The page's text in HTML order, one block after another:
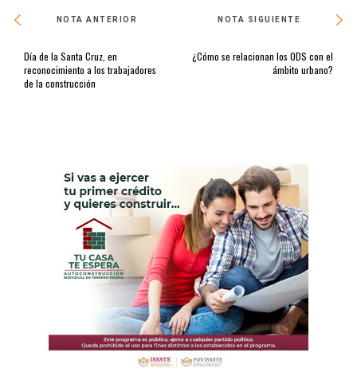
NOTA ANTERIOR
Día de la Santa Cruz, en
reconocimiento a los trabajadores
de la construcción
NOTA SIGUIENTE
¿Cómo se relacionan los ODS con el
ámbito urbano?